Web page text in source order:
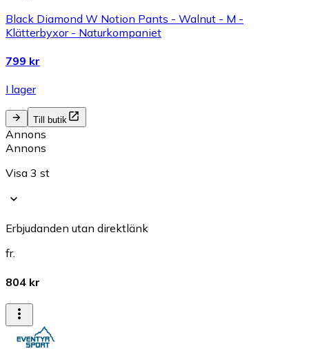
Black Diamond W Notion Pants - Walnut - M -
Klätterbyxor - Naturkompaniet
799 kr
I lager
Till butik
Annons
Annons
Visa 3 st
Erbjudanden utan direktlänk
fr.
804 kr